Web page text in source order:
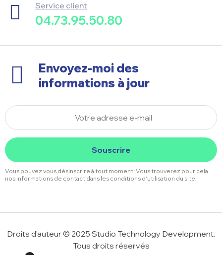
Service client
04.73.95.50.80
Envoyez-moi des
informations à jour
Souscrire
Vous pouvez vous désinscrire à tout moment. Vous trouverez pour cela
nos informations de contact dans les conditions d'utilisation du site.
Droits d'auteur © 2025 Studio Technology Development.
Tous droits réservés